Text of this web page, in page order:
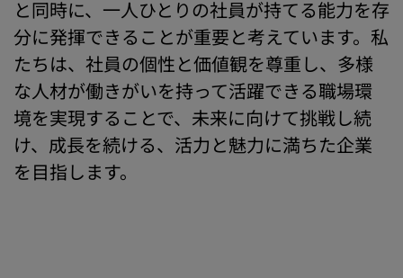
と同時に、一人ひとりの社員が持てる能力を存
分に発揮できることが重要と考えています。私
たちは、社員の個性と価値観を尊重し、多様
な人材が働きがいを持って活躍できる職場環
境を実現することで、未来に向けて挑戦し続
け、成長を続ける、活力と魅力に満ちた企業
を目指します。